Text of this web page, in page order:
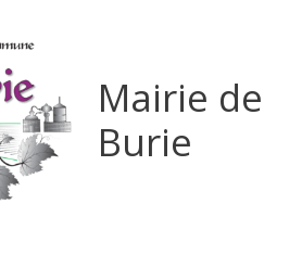
Mairie de
Burie